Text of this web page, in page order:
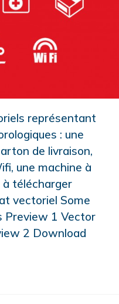
représentant
: une
de livraison,
une machine à
télécharger
vectoriel Some
Preview 1 Vector
2 Download